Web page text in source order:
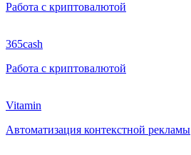
Работа с криптовалютой
365cash
Работа с криптовалютой
Vitamin
Автоматизация контекстной рекламы